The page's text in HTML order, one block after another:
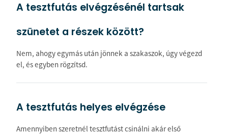
A tesztfutás elvégzésénél tartsak
szünetet a részek között?
Nem, ahogy egymás után jönnek a szakaszok, úgy végezd
el, és egyben rögzítsd.
A tesztfutás helyes elvégzése
Amennyiben szeretnél tesztfutást csinálni akár első